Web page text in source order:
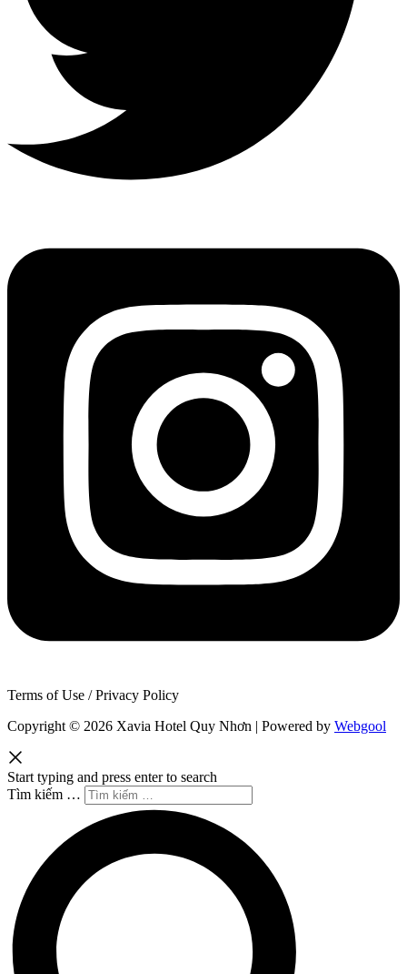
Terms of Use / Privacy Policy
Copyright © 2026 Xavia Hotel Quy Nhơn | Powered by Webgool
Start typing and press enter to search
Tìm kiếm …